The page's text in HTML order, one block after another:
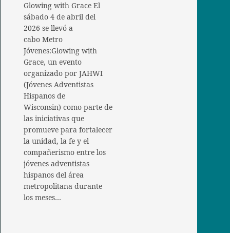
Glowing with Grace El
sábado 4 de abril del
2026 se llevó a
cabo Metro
Jóvenes:Glowing with
Grace, un evento
organizado por JAHWI
(Jóvenes Adventistas
Hispanos de
Wisconsin) como parte de
las iniciativas que
promueve para fortalecer
la unidad, la fe y el
compañerismo entre los
jóvenes adventistas
hispanos del área
metropolitana durante
los meses…